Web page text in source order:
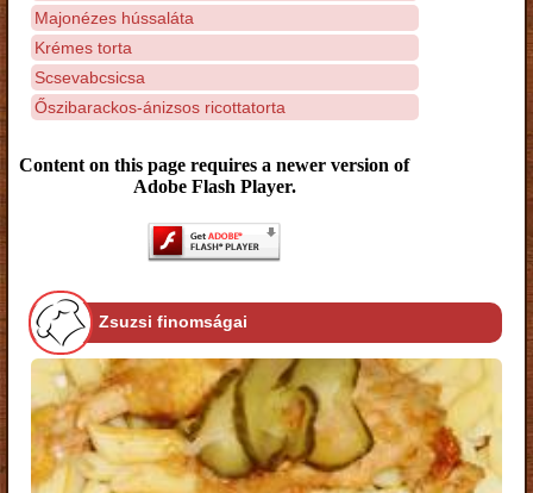
Majonézes hússaláta
Krémes torta
Scsevabcsicsa
Őszibarackos-ánizsos ricottatorta
Content on this page requires a newer version of
Adobe Flash Player.
Zsuzsi finomságai